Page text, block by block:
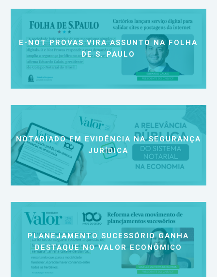
E-NOT PROVAS VIRA ASSUNTO NA FOLHA
DE S. PAULO
NOTARIADO EM EVIDÊNCIA NA SEGURANÇA
JURÍDICA
PLANEJAMENTO SUCESSÓRIO GANHA
DESTAQUE NO VALOR ECONÔMICO